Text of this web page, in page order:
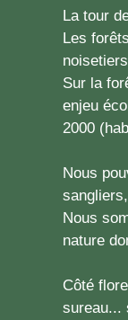
La tour
Les
Sur la
enjeu
2000
Nous
Nous
nature
Côté
sureau...